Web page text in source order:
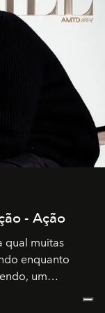
- Ação
qual muitas
enquanto
um
muitos